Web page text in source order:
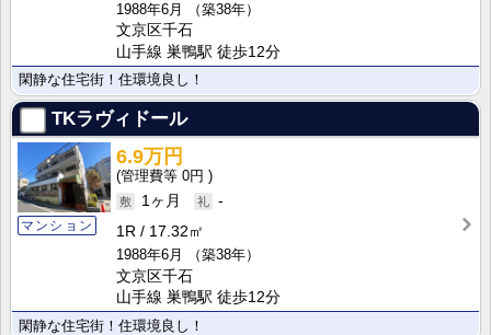
1988年6月
（築38年）
文京区千石
山手線 巣鴨駅 徒歩12分
閑静な住宅街！住環境良し！
TKラヴィドール
マンション
6.9万円
0円
1ヶ月
-
1R
17.32㎡
1988年6月
（築38年）
文京区千石
山手線 巣鴨駅 徒歩12分
閑静な住宅街！住環境良し！